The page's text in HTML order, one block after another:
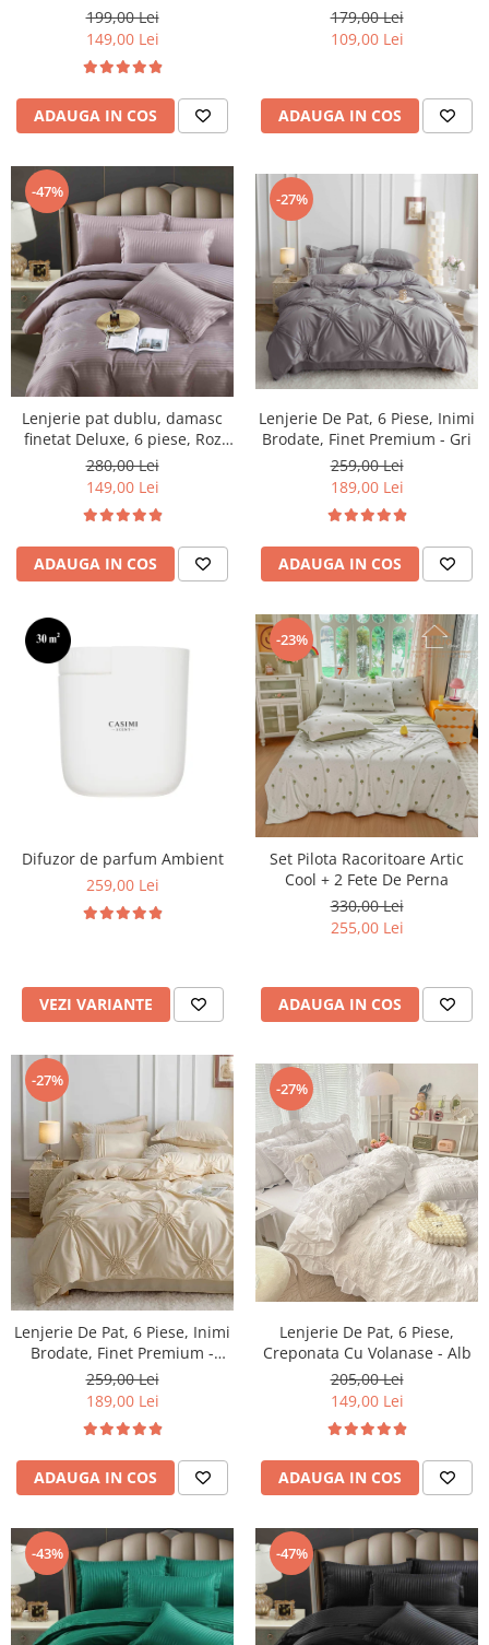
199,00 Lei
149,00 Lei
ADAUGA IN COS
179,00 Lei
109,00 Lei
ADAUGA IN COS
-47%
Lenjerie pat dublu, damasc
finetat Deluxe, 6 piese, Roz
Inchis
280,00 Lei
149,00 Lei
ADAUGA IN COS
-27%
Lenjerie De Pat, 6 Piese, Inimi
Brodate, Finet Premium - Gri
259,00 Lei
189,00 Lei
ADAUGA IN COS
Difuzor de parfum Ambient
259,00 Lei
VEZI VARIANTE
-23%
Set Pilota Racoritoare Artic
Cool + 2 Fete De Perna
330,00 Lei
255,00 Lei
ADAUGA IN COS
-27%
Lenjerie De Pat, 6 Piese, Inimi
Brodate, Finet Premium -
Crem
259,00 Lei
189,00 Lei
ADAUGA IN COS
-27%
Lenjerie De Pat, 6 Piese,
Creponata Cu Volanase - Alb
205,00 Lei
149,00 Lei
ADAUGA IN COS
-43% -47%